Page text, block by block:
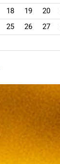
18 19 20
25 26 27